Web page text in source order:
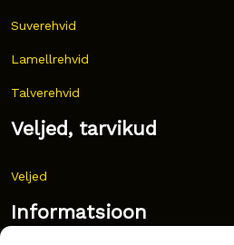
Suverehvid
Lamellrehvid
Talverehvid
Veljed, tarvikud
Veljed
Informatsioon